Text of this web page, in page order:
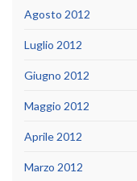
Agosto 2012
Luglio 2012
Giugno 2012
Maggio 2012
Aprile 2012
Marzo 2012